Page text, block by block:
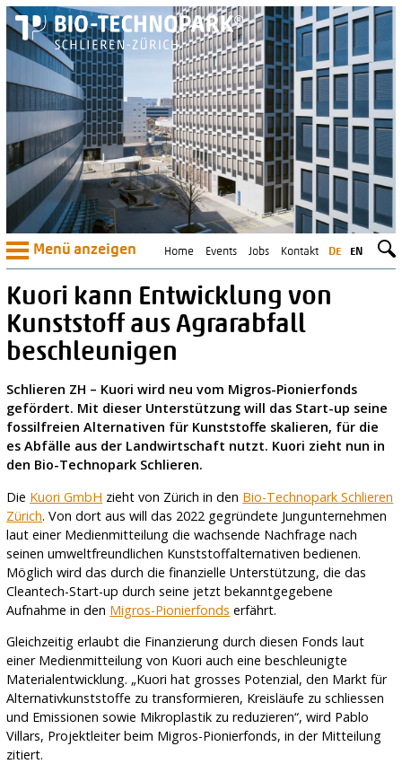
Menü anzeigen DE EN
Home Events Jobs Kontakt
Kuori kann Entwicklung von
Kunststoff aus Agrarabfall
beschleunigen
Schlieren ZH – Kuori wird neu vom Migros-Pionierfonds
gefördert. Mit dieser Unterstützung will das Start-up seine
fossilfreien Alternativen für Kunststoffe skalieren, für die
es Abfälle aus der Landwirtschaft nutzt. Kuori zieht nun in
den Bio-Technopark Schlieren.
Die Kuori GmbH zieht von Zürich in den Bio-Technopark Schlieren
Zürich. Von dort aus will das 2022 gegründete Jungunternehmen
laut einer Medienmitteilung die wachsende Nachfrage nach
seinen umweltfreundlichen Kunststoffalternativen bedienen.
Möglich wird das durch die finanzielle Unterstützung, die das
Cleantech-Start-up durch seine jetzt bekanntgegebene
Aufnahme in den Migros-Pionierfonds erfährt.
Gleichzeitig erlaubt die Finanzierung durch diesen Fonds laut
einer Medienmitteilung von Kuori auch eine beschleunigte
Materialentwicklung. „Kuori hat grosses Potenzial, den Markt für
Alternativkunststoffe zu transformieren, Kreisläufe zu schliessen
und Emissionen sowie Mikroplastik zu reduzieren“, wird Pablo
Villars, Projektleiter beim Migros-Pionierfonds, in der Mitteilung
zitiert.